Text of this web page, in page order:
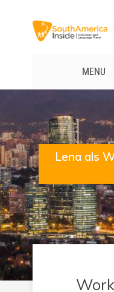
MENU
Lena als